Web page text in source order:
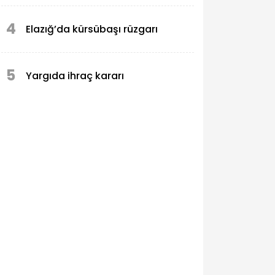
4 Elazığ’da kürsübaşı rüzgarı
5 Yargıda ihraç kararı